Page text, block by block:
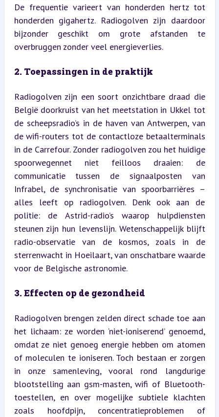
De frequentie varieert van honderden hertz tot
honderden gigahertz. Radiogolven zijn daardoor
bijzonder geschikt om grote afstanden te
overbruggen zonder veel energieverlies.
2. Toepassingen in de praktijk
Radiogolven zijn een soort onzichtbare draad die
België doorkruist van het meetstation in Ukkel tot
de scheepsradio’s in de haven van Antwerpen, van
de wifi-routers tot de contactloze betaalterminals
in de Carrefour. Zonder radiogolven zou het huidige
spoorwegennet niet feilloos draaien: de
communicatie tussen de signaalposten van
Infrabel, de synchronisatie van spoorbarrières –
alles leeft op radiogolven. Denk ook aan de
politie: de Astrid-radio’s waarop hulpdiensten
steunen zijn hun levenslijn. Wetenschappelijk blijft
radio-observatie van de kosmos, zoals in de
sterrenwacht in Hoeilaart, van onschatbare waarde
voor de Belgische astronomie.
3. Effecten op de gezondheid
Radiogolven brengen zelden direct schade toe aan
het lichaam: ze worden ‘niet-ioniserend’ genoemd,
omdat ze niet genoeg energie hebben om atomen
of moleculen te ioniseren. Toch bestaan er zorgen
in onze samenleving, vooral rond langdurige
blootstelling aan gsm-masten, wifi of Bluetooth-
toestellen, en over mogelijke subtiele klachten
zoals hoofdpijn, concentratieproblemen of